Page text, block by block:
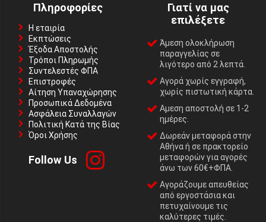
Πληροφορίες
Η εταιρία
Εκπτώσεις
Έξοδα Αποστολής
Τρόποι Πληρωμής
Συντελεστές ΦΠΑ
Επιστροφές
Αίτηση Υπαναχώρησης
Προσωπικά Δεδομένα
Ασφάλεια Συναλλαγών
Πολιτική Κατά της Βίας
Όροι Χρήσης
Follow Us
Γιατί να μας
επιλέξετε
Άμεση ολοκλήρωση
παραγγελίας σε
λιγότερο από 2 λεπτά.
Αγορά χωρίς εγγραφή,
χωρίς πιστωτική κάρτα.
Αμεση αποστολή σε 1-2
ημέρες.
Δωρεάν μεταφορά στην
Αθήνα ή σε πρακτορείο
μεταφορών για αγορές
άνω των 60€+ΦΠΑ.
Αγοράζουμε απευθείας
από εργοστάσια και
πετυχαίνουμε τις
καλύτερες τιμές.